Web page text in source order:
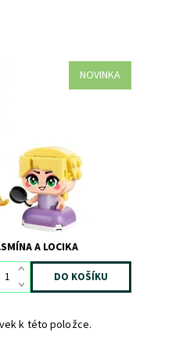
NOVINKA
LEGO® ǀ Disney Princess
postavy Jasmína a
lampy a pánve
a živé hře. Každá z
A LOCIKA
k této položce.